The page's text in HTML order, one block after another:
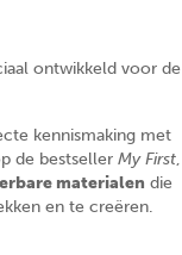
ontwikkeld voor de
kennismaking met
de bestsellerMy First,
materialen die
en te creëren.